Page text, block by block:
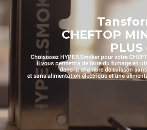
CHEFTOP
Choisissez HYPER.Smoker pour votre
il vous permettra de faire du fumage en
dans la chambre de cuisson
et sans alimentation électrique et une